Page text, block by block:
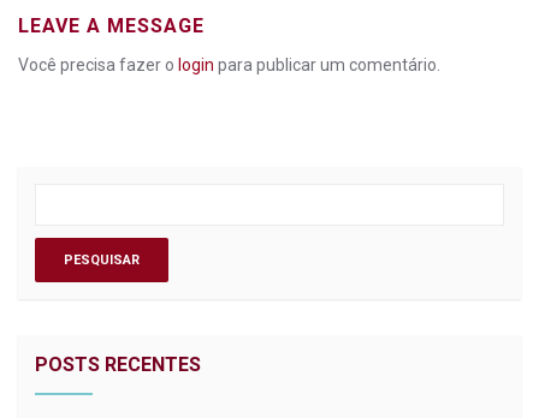
LEAVE A MESSAGE
Você precisa fazer o login para publicar um comentário.
POSTS RECENTES